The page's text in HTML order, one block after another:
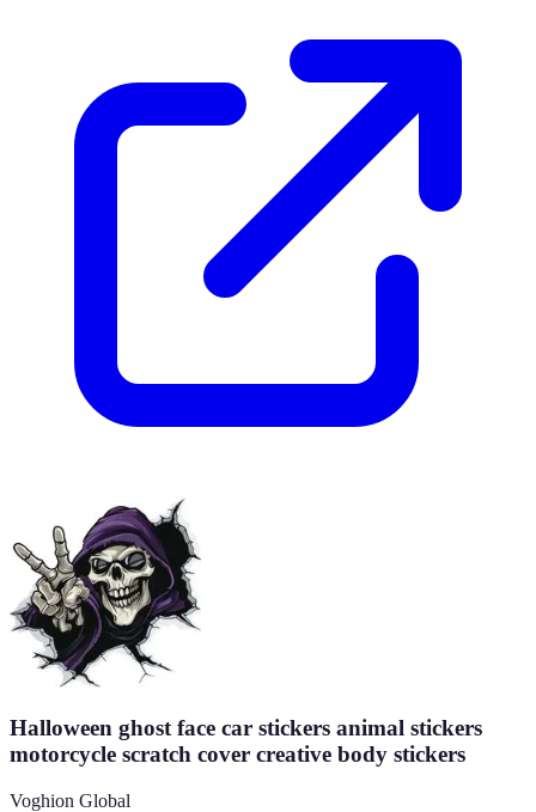
Halloween ghost face car stickers animal stickers
motorcycle scratch cover creative body stickers
Voghion Global